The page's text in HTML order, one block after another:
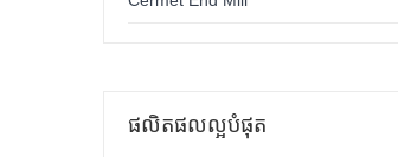
ផលិតផលល្អបំផុត